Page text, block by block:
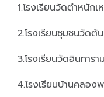
1.โรงเรียนวัดตำหนัก
2.โรงเรียนชุมชนวัดต้
3.โรงเรียนวัดอินทาร
4.โรงเรียนบ้านคลอง